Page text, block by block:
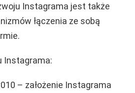
Instagrama jest także
łączenia ze sobą
Instagrama:
– założenie Instagrama